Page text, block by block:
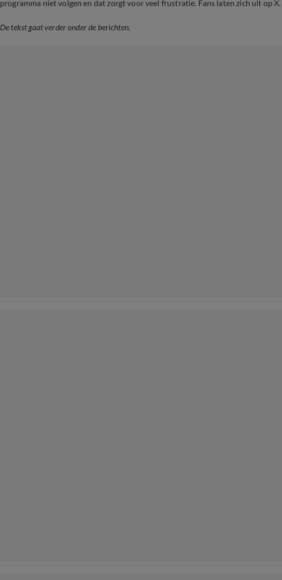
programma niet volgen en dat zorgt voor veel frustratie. Fans laten zich uit op X.
De tekst gaat verder onder de berichten.